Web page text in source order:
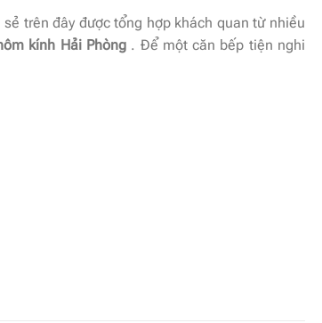
sẻ trên đây được tổng hợp khách quan từ nhiều
kính Hải Phòng . Để một căn bếp tiện nghi